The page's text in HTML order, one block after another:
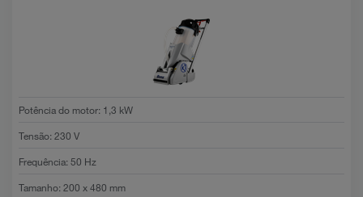
Potência do motor: 1,3 kW
Tensão:230 V
Frequência:50 Hz
Tamanho:200 x 480 mm